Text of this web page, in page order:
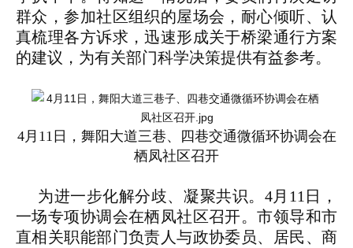
群众，参加社区组织的屋场会，耐心倾听、认
真梳理各方诉求，迅速形成关于桥梁通行方案
的建议，为有关部门科学决策提供有益参考。
4月11日，舞阳大道三巷、四巷交通微循环协调会在
栖凤社区召开
为进一步化解分歧、凝聚共识。4月11日，
一场专项协调会在栖凤社区召开。市领导和市
直相关职能部门负责人与政协委员、居民、商